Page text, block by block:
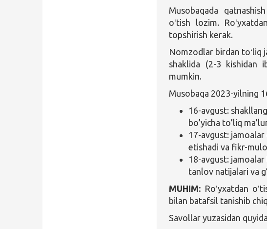
Musobaqada
oʻtish lozim.
topshirish kerak.
Nomzodlar birdan toʻliq
shaklida (2-3 kishidan
mumkin.
Musobaqa 2023-yilning
16-avgust:
bo’yicha to’liq
17-avgust:
etishadi va fikr-
18-avgust:
tanlov natijalari va
MUHIM: Roʻyxatdan
bilan batafsil tanishib
Savollar yuzasidan